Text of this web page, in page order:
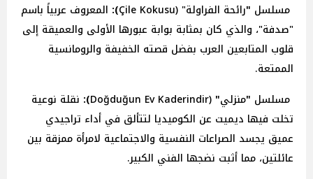
مسلسل "رائحة الفراولة" (Çile Kokusu ): المعروف عربياً باسم
"صدفة"، والذي كان بمثابة بوابة عبورها الأولى والعميقة إلى
قلوب المتابعين العرب بفضل قصته الخفيفة والرومانسية
الممتعة.
مسلسل "منزلي"
(Doğduğun Ev
Kaderindir
): نقلة نوعية
تخلت فيها ديميت عن الكوميديا لتتألق في أداء تراجيدي
عميق يجسد الصراعات النفسية والاجتماعية لامرأة ممزقة بين
عائلتين، مما أثبت نضجها الفني الكبير.